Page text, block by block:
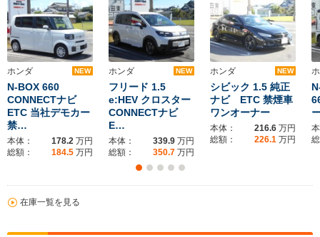
ホンダ NEW
N-BOX 660
CONNECTナビ
ETC 当社デモカー
禁…
本体： 178.2 万円
総額：
184.5 万円
ホンダ NEW
フリード 1.5
e:HEV クロスター
CONNECTナビ
E…
本体： 339.9 万円
総額：
350.7 万円
ホンダ NEW
シビック 1.5 純正
ナビ ETC 禁煙車
ワンオーナー
本体： 216.6 万円
総額：
226.1 万円
在庫一覧を見る